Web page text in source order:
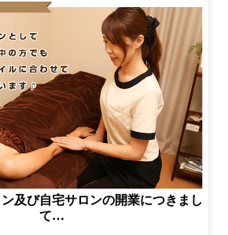
及び自宅サロンの開業につきまし
て…